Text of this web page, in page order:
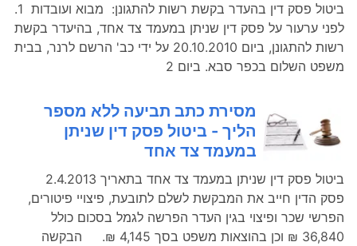
ביטול פסק דין בהעדר בקשת רשות להתגונן: מבוא ועובדות 1.
לפני ערעור על פסק דין שניתן במעמד צד אחד, בהיעדר בקשת
רשות להתגונן, ביום 20.10.2010 על ידי כב' הרשם לרנר, בבית
משפט השלום בכפר סבא. ביום 2
מסירת כתב תביעה ללא מספר
הליך - ביטול פסק דין שניתן
במעמד צד אחד
פסק הדין חייב את המבקשת לשלם לתובעת, פיצויי פיטורים,
הפרשי שכר ופיצוי בגין העדר הפרשה לגמל בסכום כולל
36,840 ₪ וכן בהוצאות משפט בסך 4,145 ₪. הבקשה